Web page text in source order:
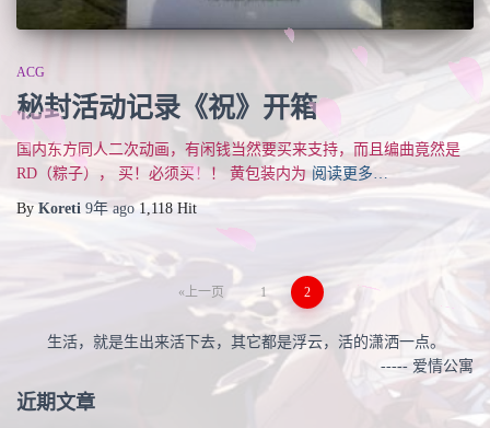
ACG
秘封活动记录《祝》开箱
国内东方同人二次动画，有闲钱当然要买来支持，而且编曲竟然是
RD（粽子）， 买！必须买！！ 黄包装内为 阅读更多…
By Koreti 9年 ago 1,118 Hit
导
上一页 1 2
生活，就是生出来活下去，其它都是浮云，活的潇洒一点。
----- 爱情公寓
近期文章